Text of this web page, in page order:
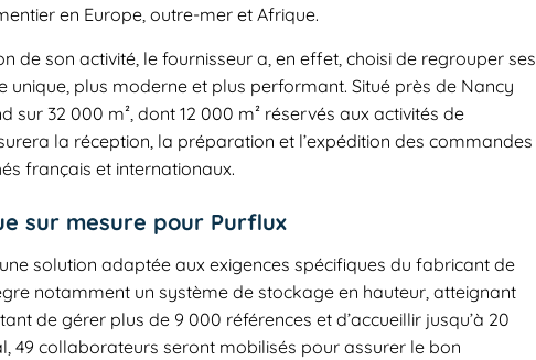
en Europe, outre-mer et Afrique.
de son activité, le fournisseur a, en effet, choisi de regrouper ses
unique, plus moderne et plus performant. Situé près de Nancy
sur 32 000 m², dont 12 000 m² réservés aux activités de
la réception, la préparation et l’expédition des commandes
français et internationaux.
sur mesure pour Purflux
solution adaptée aux exigences spécifiques du fabricant de
notamment un système de stockage en hauteur, atteignant
de gérer plus de 9 000 références et d’accueillir jusqu’à 20
49 collaborateurs seront mobilisés pour assurer le bon